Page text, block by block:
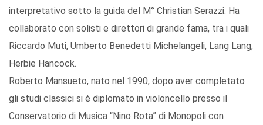
interpretativo sotto la guida del M° Christian Serazzi. Ha
collaborato con solisti e direttori di grande fama, tra i quali
Riccardo Muti, Umberto Benedetti Michelangeli, Lang Lang,
Herbie Hancock.
Roberto Mansueto, nato nel 1990, dopo aver completato
gli studi classici si è diplomato in violoncello presso il
Conservatorio di Musica “Nino Rota” di Monopoli con